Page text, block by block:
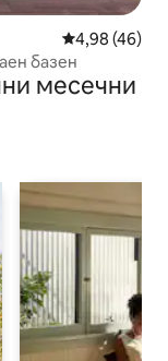
Просечна
4,98 (46)
Villa dei lecci - Приватна вила со бескраен базен
месечни